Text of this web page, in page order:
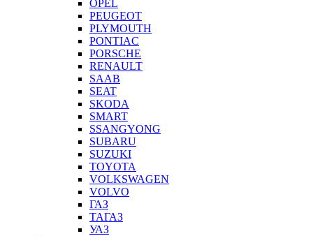
OPEL
PEUGEOT
PLYMOUTH
PONTIAC
PORSCHE
RENAULT
SAAB
SEAT
SKODA
SMART
SSANGYONG
SUBARU
SUZUKI
TOYOTA
VOLKSWAGEN
VOLVO
ГАЗ
ТАГАЗ
УАЗ